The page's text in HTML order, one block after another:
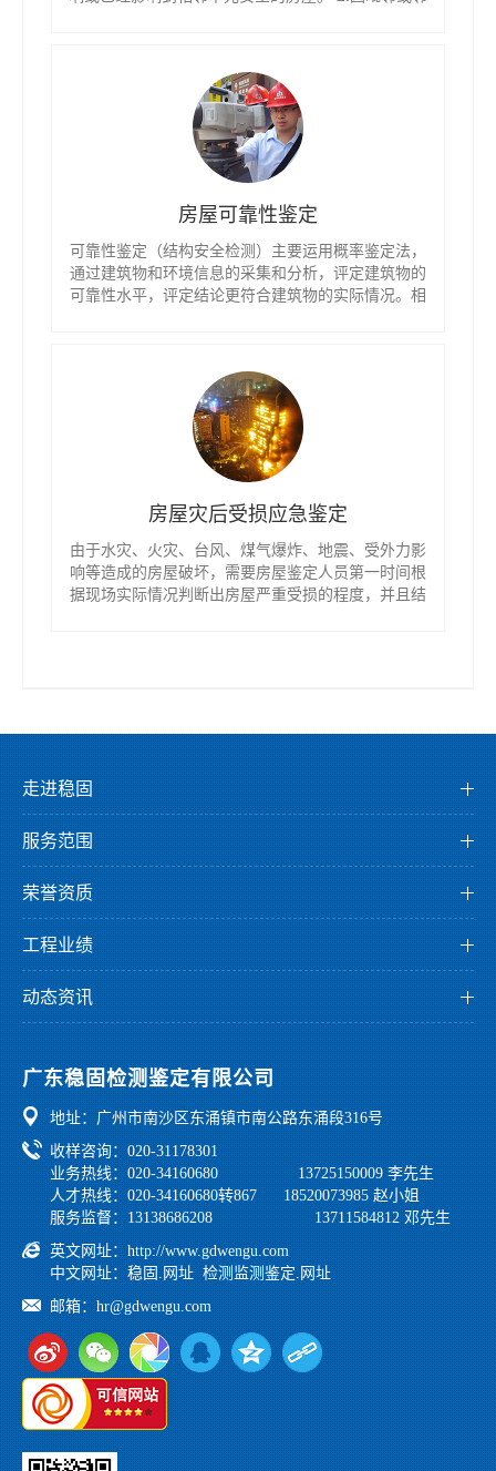
4.基坑开挖和基础工程施工、抽取地下水或者地下工
程施工可能危及的房屋。
房屋可靠性鉴定
可靠性鉴定（结构安全检测）主要运用概率鉴定法，
通过建筑物和环境信息的采集和分析，评定建筑物的
可靠性水平，评定结论更符合建筑物的实际情况。相
房屋灾后受损应急鉴定
由于水灾、火灾、台风、煤气爆炸、地震、受外力影
响等造成的房屋破坏，需要房屋鉴定人员第一时间根
据现场实际情况判断出房屋严重受损的程度，并且结
走进稳固
公司介绍
董事长介绍
企业文化
发展历程
组织架构
科研创新
园区环境
公正性和独立性声明
服务范围
检测服务
监测服务
鉴定服务
荣誉资质
资质证书
荣誉证书
专利证书
工程业绩
检测业绩
监测业绩
鉴定业绩
动态资讯
公司资讯
党工团建
行业法规
学习之家
广东稳固检测鉴定有限公司
地址：广州市南沙区东涌镇市南公路东涌段316号
收样咨询：020-31178301
业务热线：020-34160680 13725150009 李先生
人才热线：020-34160680转867 18520073985 赵小姐
服务监督：13138686208 13711584812 邓先生
英文网址：http://www.gdwengu.com
中文网址：稳固.网址 检测监测鉴定.网址
邮箱：hr@gdwengu.com